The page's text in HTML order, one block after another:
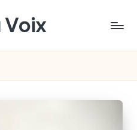
Voix